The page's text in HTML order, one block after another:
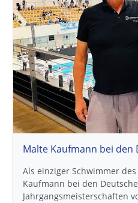
Als einziger Schwimmer
Kaufmann bei den
Jahrgangsmeisterschaften